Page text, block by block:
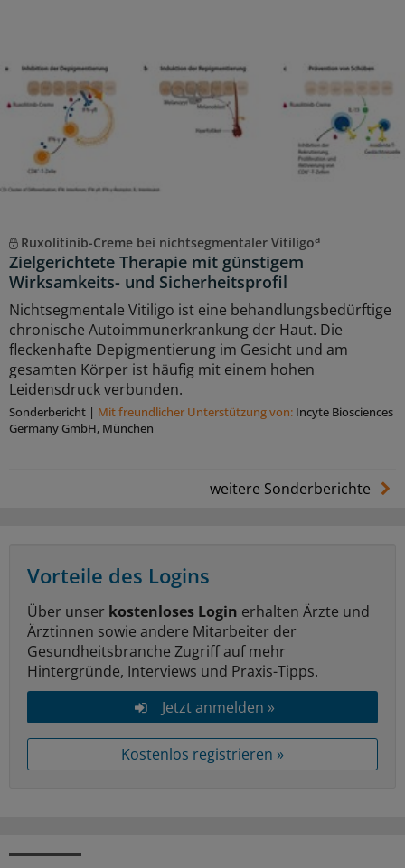
Ruxolitinib-Creme bei nichtsegmentaler Vitiligoa
Zielgerichtete Therapie mit günstigem
Wirksamkeits- und Sicherheitsprofil
Nichtsegmentale Vitiligo ist eine behandlungsbedürftige
chronische Autoimmunerkrankung der Haut. Die
fleckenhafte Depigmentierung im Gesicht und am
gesamten Körper ist häufig mit einem hohen
Leidensdruck verbunden.
Sonderbericht | Mit freundlicher Unterstützung von: Incyte Biosciences
Germany GmbH, München
weitere Sonderberichte
Vorteile des Logins
Über unser kostenloses Login erhalten Ärzte und
Ärztinnen sowie andere Mitarbeiter der
Gesundheitsbranche Zugriff auf mehr
Hintergründe, Interviews und Praxis-Tipps.
Jetzt anmelden »
Kostenlos registrieren »